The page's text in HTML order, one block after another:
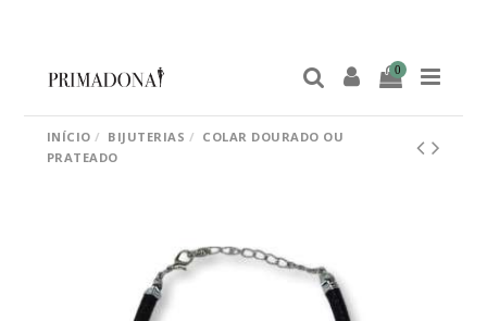
0
INÍCIO BIJUTERIAS
COLAR DOURADO OU
PRATEADO